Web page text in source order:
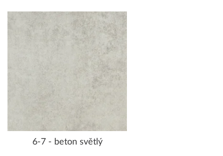
6-7 - beton světlý